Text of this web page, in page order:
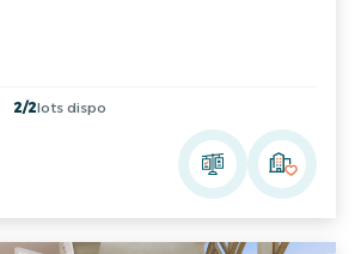
2/2lots dispo